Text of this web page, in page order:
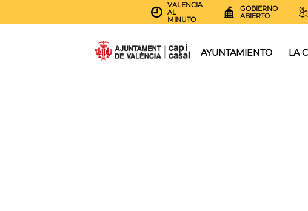
VALENCIA
AL
MINUTO
GOBIERNO
ABIERTO
AYUNTAMIENTO LA